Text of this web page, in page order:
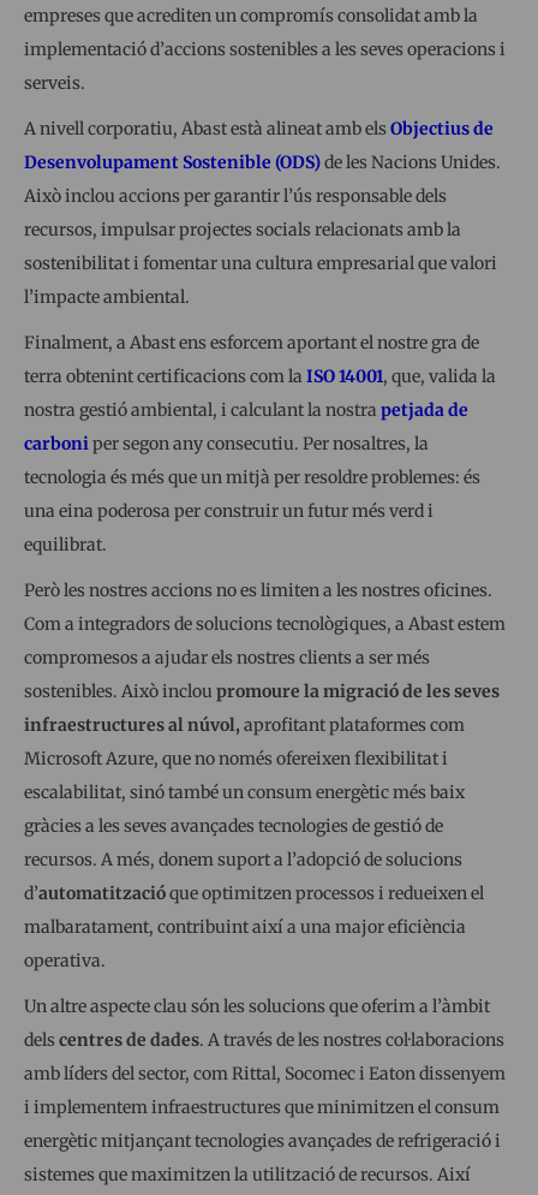
empreses que acrediten un compromís consolidat amb la
implementació d’accions sostenibles a les seves operacions i
serveis.
A nivell corporatiu, Abast està alineat amb els Objectius de
Desenvolupament Sostenible (ODS)de les Nacions Unides.
Això inclou accions per garantir l’ús responsable dels
recursos, impulsar projectes socials relacionats amb la
sostenibilitat i fomentar una cultura empresarial que valori
l’impacte ambiental.
Finalment, a Abast ens esforcem aportant el nostre gra de
terra obtenint certificacions com la ISO 14001, que, valida la
nostra gestió ambiental, i calculant la nostra petjada de
carboniper segon any consecutiu. Per nosaltres, la
tecnologia és més que un mitjà per resoldre problemes: és
una eina poderosa per construir un futur més verd i
equilibrat.
Però les nostres accions no es limiten a les nostres oficines.
Com a integradors de solucions tecnològiques, a Abast estem
compromesos a ajudar els nostres clients a ser més
sostenibles. Això inclou promoure la migració de les seves
infraestructures al núvol, aprofitant plataformes com
Microsoft Azure, que no només ofereixen flexibilitat i
escalabilitat, sinó també un consum energètic més baix
gràcies a les seves avançades tecnologies de gestió de
recursos. A més, donem suport a l’adopció de solucions
d’automatitzacióque optimitzen processos i redueixen el
malbaratament, contribuint així a una major eficiència
operativa.
Un altre aspecte clau són les solucions que oferim a l’àmbit
dels centres de dades. A través de les nostres col·laboracions
amb líders del sector, com Rittal, Socomec i Eaton dissenyem
i implementem infraestructures que minimitzen el consum
energètic mitjançant tecnologies avançades de refrigeració i
sistemes que maximitzen la utilització de recursos. Així